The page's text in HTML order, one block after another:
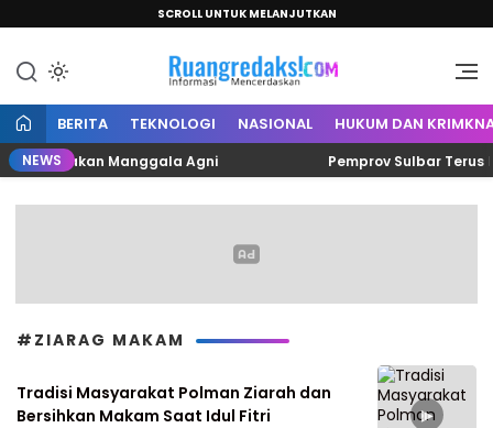
SCROLL UNTUK MELANJUTKAN
Ruang Redaksi
Informasi Mencerdaskan
BERITA TEKNOLOGI NASIONAL HUKUM DAN
NEWS
Siagakan Manggala Agni Pemprov Sulbar Terus
#ZIARAG MAKAM
Tradisi Masyarakat Polman Ziarah dan
Bersihkan Makam Saat Idul Fitri
▶